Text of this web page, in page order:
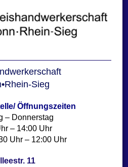
Sieg
Öffnungszeiten
– Donnerstag
– 14:00 Uhr
Uhr – 12:00 Uhr
11